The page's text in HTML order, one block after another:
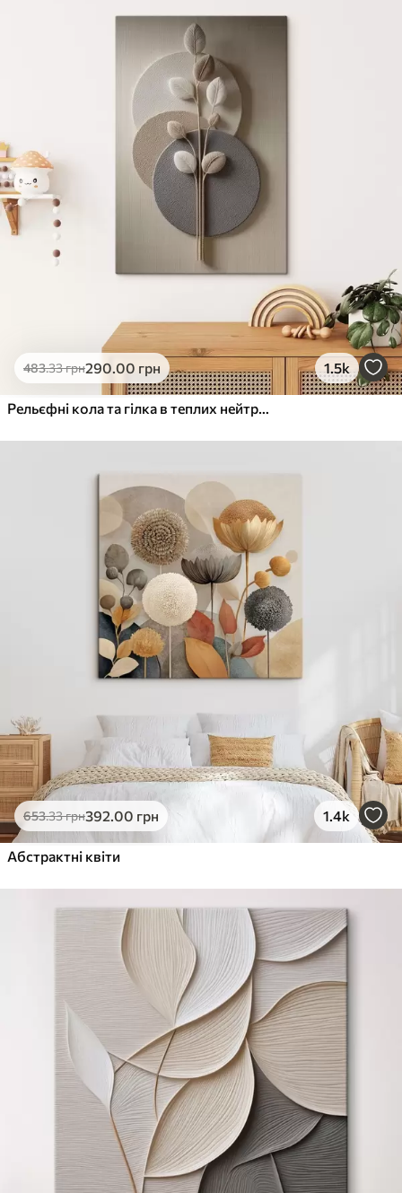
Яскраві, насичені кольори
Стійкість до вицвітання
Безпечне чорнило без запаху
Поверхня з текстурою полотна
Екологічний матеріал
Преміум
Від363
Яскраві, насичені кольори
Стійкість до вицвітання
Безпечне чорнило без запаху
Поверхня з текстурою полотна
Еко-Преміум
.00грн
✓Яскраві, насичені кольори
Поверхня з текстурою полотна
Екологічний матеріал
483.33грн290.00 грн 1.5k
Рельєфні кола та гілка в теплих нейтральних тонах
653.33грн392.00 грн 1.4k
Абстрактні квіти